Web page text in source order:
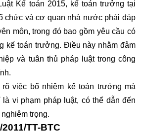
Kế toán 2015, kế toán trưởng tại
chức và cơ quan nhà nước phải đáp
môn, trong đó bao gồm yêu cầu có
kế toán trưởng. Điều này nhằm đảm
và tuân thủ pháp luật trong công
rõ việc bổ nhiệm kế toán trưởng mà
vi phạm pháp luật, có thể dẫn đến
trọng.
TT-BTC